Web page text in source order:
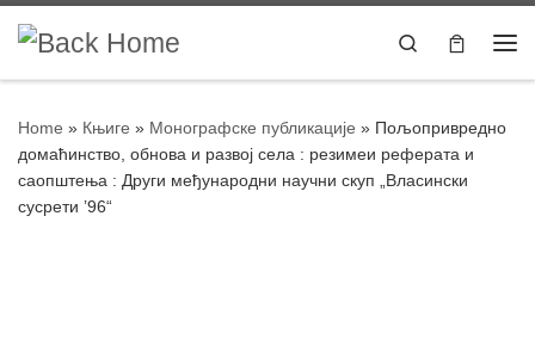
Skip to content Search
Home » Књиге » Монографске публикације » Пољопривредно
домаћинство, обнова и развој села : резимеи реферата и
саопштења : Други међународни научни скуп „Власински
сусрети ’96“